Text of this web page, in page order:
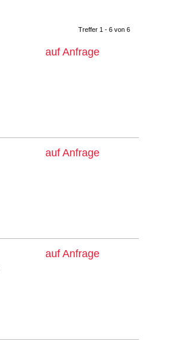
Treffer 1 - 6 von 6
auf Anfrage
auf Anfrage
auf Anfrage